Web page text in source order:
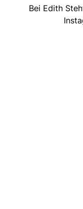
Bei Edith